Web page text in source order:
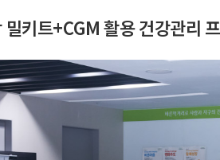
밀키트+CGM 활용 건강관리